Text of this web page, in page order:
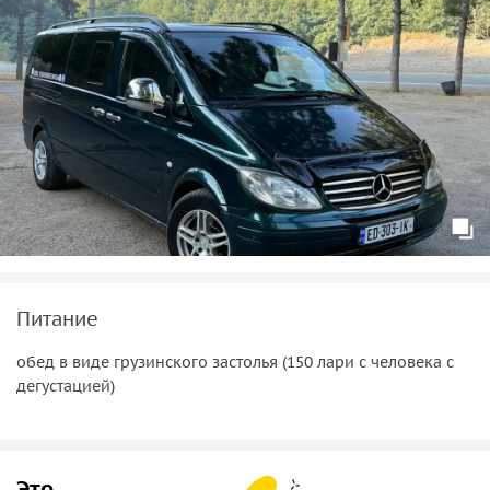
лоскутного одеяла полей.
Питание
обед в виде грузинского застолья (150 лари с человека с
дегустацией)